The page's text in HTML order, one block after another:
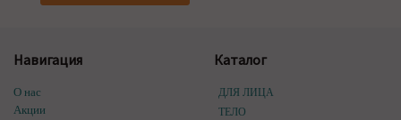
Навигация
О нас
Акции
Каталог
ДЛЯ ЛИЦА
ТЕЛО